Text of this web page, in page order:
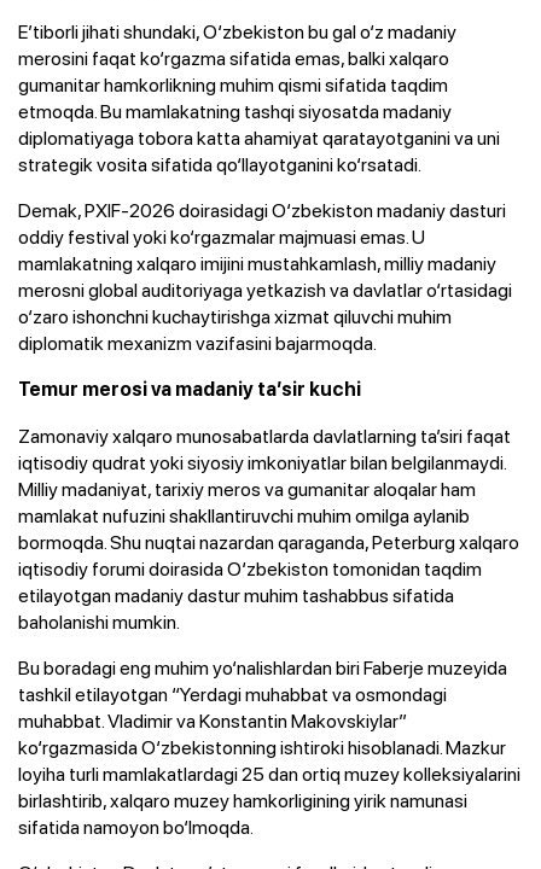
E’tiborli jihati shundaki, O‘zbekiston bu gal o‘z madaniy
merosini faqat ko‘rgazma sifatida emas, balki xalqaro
gumanitar hamkorlikning muhim qismi sifatida taqdim
etmoqda. Bu mamlakatning tashqi siyosatda madaniy
diplomatiyaga tobora katta ahamiyat qaratayotganini va uni
strategik vosita sifatida qo‘llayotganini ko‘rsatadi.
Demak, PXIF-2026 doirasidagi O‘zbekiston madaniy dasturi
oddiy festival yoki ko‘rgazmalar majmuasi emas. U
mamlakatning xalqaro imijini mustahkamlash, milliy madaniy
merosni global auditoriyaga yetkazish va davlatlar o‘rtasidagi
o‘zaro ishonchni kuchaytirishga xizmat qiluvchi muhim
diplomatik mexanizm vazifasini bajarmoqda.
Temur merosi va madaniy ta’sir kuchi
Zamonaviy xalqaro munosabatlarda davlatlarning ta’siri faqat
iqtisodiy qudrat yoki siyosiy imkoniyatlar bilan belgilanmaydi.
Milliy madaniyat, tarixiy meros va gumanitar aloqalar ham
mamlakat nufuzini shakllantiruvchi muhim omilga aylanib
bormoqda. Shu nuqtai nazardan qaraganda, Peterburg xalqaro
iqtisodiy forumi doirasida O‘zbekiston tomonidan taqdim
etilayotgan madaniy dastur muhim tashabbus sifatida
baholanishi mumkin.
Bu boradagi eng muhim yo‘nalishlardan biri Faberje muzeyida
tashkil etilayotgan “Yerdagi muhabbat va osmondagi
muhabbat. Vladimir va Konstantin Makovskiylar”
ko‘rgazmasida O‘zbekistonning ishtiroki hisoblanadi. Mazkur
loyiha turli mamlakatlardagi 25 dan ortiq muzey kolleksiyalarini
birlashtirib, xalqaro muzey hamkorligining yirik namunasi
sifatida namoyon bo‘lmoqda.